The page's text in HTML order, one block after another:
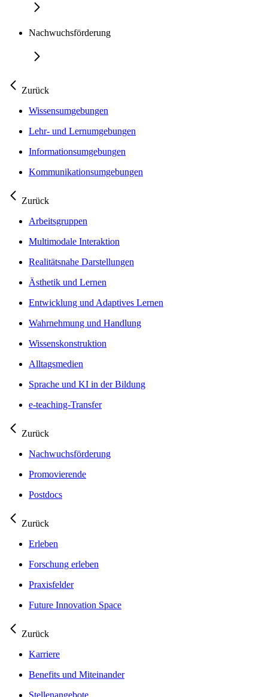
Nachwuchsförderung
Zurück
Wissensumgebungen
Lehr- und Lernumgebungen
Informationsumgebungen
Kommunikationsumgebungen
Zurück
Arbeitsgruppen
Multimodale Interaktion
Realitätsnahe Darstellungen
Ästhetik und Lernen
Entwicklung und Adaptives Lernen
Wahrnehmung und Handlung
Wissenskonstruktion
Alltagsmedien
Sprache und KI in der Bildung
e-teaching-Transfer
Zurück
Nachwuchsförderung
Promovierende
Postdocs
Zurück
Erleben
Forschung erleben
Praxisfelder
Future Innovation Space
Zurück
Karriere
Benefits und Miteinander
Stellenangebote